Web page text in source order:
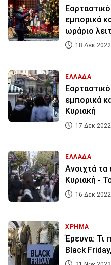
εμπορικά
ωράριο
18 Δεκ
ΕΛΛΑΔΑ
εμπορικά
Κυριακή
17 Δεκ
ΕΛΛΑΔΑ
Ανοιχτά τα
Κυριακή -
16 Δεκ
ΧΡΗΜΑ
Έρευνα: Τι
Black